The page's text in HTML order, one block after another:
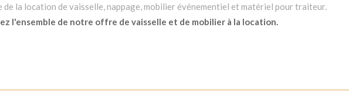
la location de vaisselle, nappage, mobilier événementiel et matériel pour traiteur.
l'ensemble de notre offre de vaisselle et de mobilier à la location.